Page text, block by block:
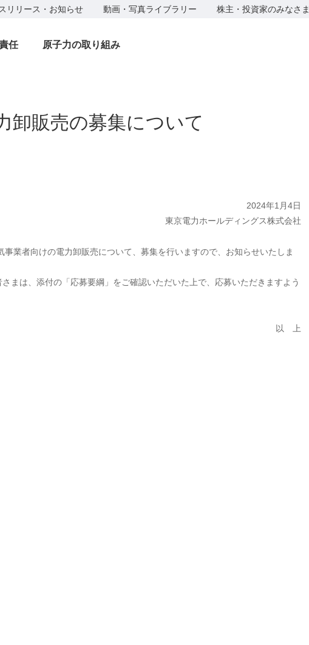
リリース・お知らせ 動画・写真ライブラリー 株主・投資家のみなさま
任 原子力の取り組み
卸販売の募集について
2024年1月4日
東京電力ホールディングス株式会社
業者向けの電力卸販売について、募集を行いますので、お知らせいたしま
まは、添付の「応募要綱」をご確認いただいた上で、応募いただきますよう
以 上